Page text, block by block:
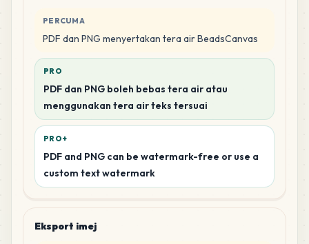
PERCUMA
PDF dan PNG menyertakan tera air BeadsCanvas
PRO
PDF dan PNG boleh bebas tera air atau
menggunakan tera air teks tersuai
PRO+
PDF and PNG can be watermark-free or use a
custom text watermark
Eksport imej